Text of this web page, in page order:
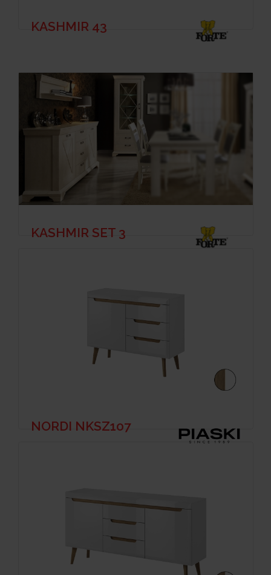
KASHMIR 43
KASHMIR SET 3
NORDI NKSZ107